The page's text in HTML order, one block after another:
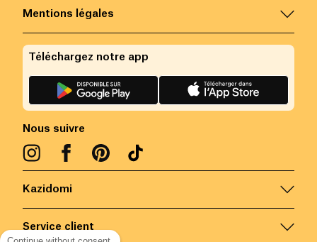
Kazidomi
Service client
Mentions légales
Nous suivre
Téléchargez notre app